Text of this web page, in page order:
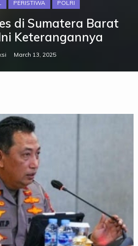
PERISTIWA POLRI
di Sumatera Barat
Keterangannya
March 13, 2025